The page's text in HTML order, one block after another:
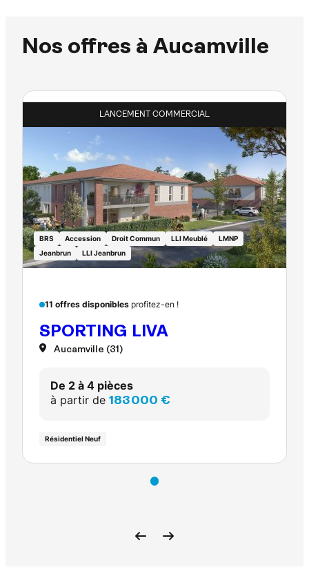
Nos offres à Aucamville
LANCEMENT COMMERCIAL
BRS Accession Droit Commun LLI Meublé
LMNP
Jeanbrun
LLI Jeanbrun
11 offres disponibles profitez-en !
SPORTING LIVA
Aucamville (31)
De 2 à 4 pièces
à partir de 183 000 €
Résidentiel Neuf